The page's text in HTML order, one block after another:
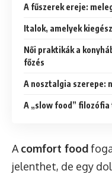
A fűszerek ereje:
Italok, amelyek
Női praktikák a
főzés
A nosztalgia szerepe:
A „slow food” filozófia
A comfort food
jelenthet, de egy